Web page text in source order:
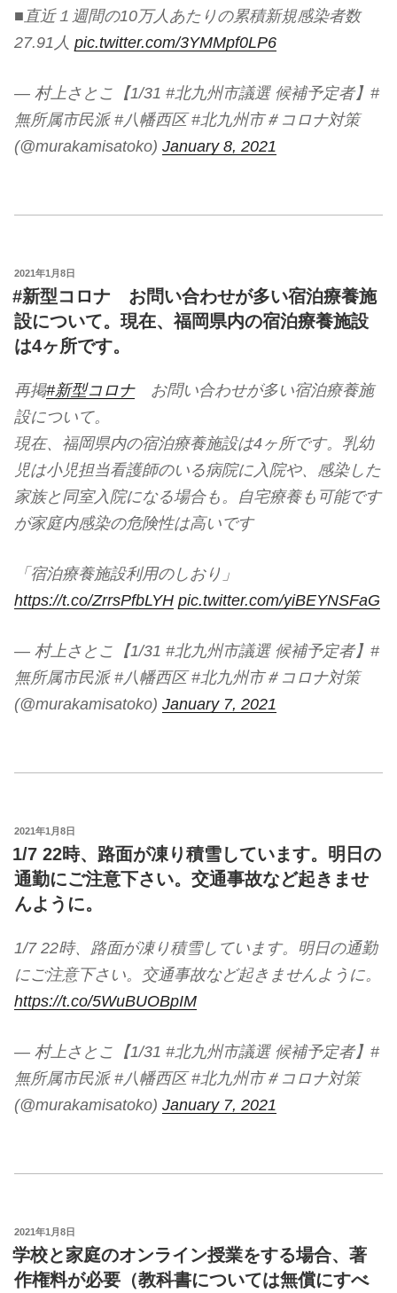
■直近１週間の10万人あたりの累積新規感染者数
27.91人 pic.twitter.com/3YMMpf0LP6
— 村上さとこ【1/31 #北九州市議選 候補予定者】#
無所属市民派 #八幡西区 #北九州市＃コロナ対策
(@murakamisatoko) January 8, 2021
投
稿
日:
2021年1月8日
#新型コロナ お問い合わせが多い宿泊療養施
設について。現在、福岡県内の宿泊療養施設
は4ヶ所です。
再掲#新型コロナお問い合わせが多い宿泊療養施
設について。
現在、福岡県内の宿泊療養施設は4ヶ所です。乳幼
児は小児担当看護師のいる病院に入院や、感染した
家族と同室入院になる場合も。自宅療養も可能です
が家庭内感染の危険性は高いです
「宿泊療養施設利用のしおり」
https://t.co/ZrrsPfbLYH pic.twitter.com/yiBEYNSFaG
— 村上さとこ【1/31 #北九州市議選 候補予定者】#
無所属市民派 #八幡西区 #北九州市＃コロナ対策
(@murakamisatoko) January 7, 2021
投
稿
日:
2021年1月8日
1/7 22時、路面が凍り積雪しています。明日の
通勤にご注意下さい。交通事故など起きませ
んように。
1/7 22時、路面が凍り積雪しています。明日の通勤
にご注意下さい。交通事故など起きませんように。
https://t.co/5WuBUOBpIM
— 村上さとこ【1/31 #北九州市議選 候補予定者】#
無所属市民派 #八幡西区 #北九州市＃コロナ対策
(@murakamisatoko) January 7, 2021
投
稿
日:
2021年1月8日
学校と家庭のオンライン授業をする場合、著
作権料が必要（教科書については無償にすべ